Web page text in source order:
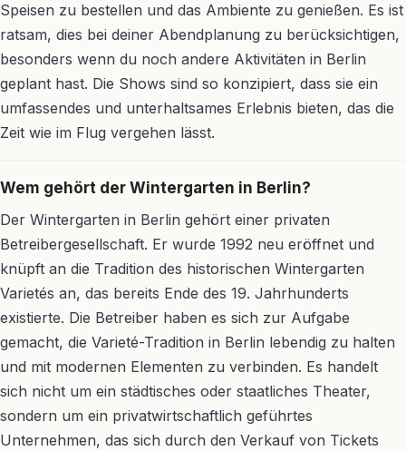
Speisen zu bestellen und das Ambiente zu genießen. Es ist
ratsam, dies bei deiner Abendplanung zu berücksichtigen,
besonders wenn du noch andere Aktivitäten in Berlin
geplant hast. Die Shows sind so konzipiert, dass sie ein
umfassendes und unterhaltsames Erlebnis bieten, das die
Zeit wie im Flug vergehen lässt.
Wem gehört der Wintergarten in Berlin?
Der Wintergarten in Berlin gehört einer privaten
Betreibergesellschaft. Er wurde 1992 neu eröffnet und
knüpft an die Tradition des historischen Wintergarten
Varietés an, das bereits Ende des 19. Jahrhunderts
existierte. Die Betreiber haben es sich zur Aufgabe
gemacht, die Varieté-Tradition in Berlin lebendig zu halten
und mit modernen Elementen zu verbinden. Es handelt
sich nicht um ein städtisches oder staatliches Theater,
sondern um ein privatwirtschaftlich geführtes
Unternehmen, das sich durch den Verkauf von Tickets